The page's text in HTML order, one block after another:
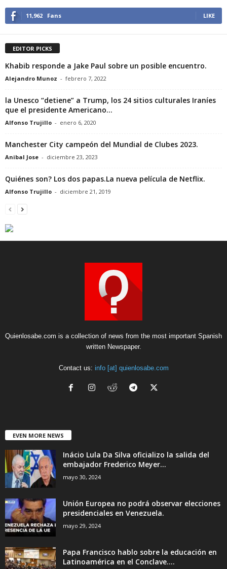
11,962 Fans LIKE
EDITOR PICKS
Khabib responde a Jake Paul sobre un posible encuentro.
Alejandro Munoz - febrero 7, 2022
la Unesco “detiene” a Trump, los 24 sitios culturales Iraníes
que el presidente Americano...
Alfonso Trujillo - enero 6, 2020
Manchester City campeón del Mundial de Clubes 2023.
Anibal Jose - diciembre 23, 2023
Quiénes son? Los dos papas.La nueva película de Netflix.
Alfonso Trujillo - diciembre 21, 2019
Quienlosabe.com is a collection of news from the most important Spanish
written Newspaper.
Contact us: info [at] quienlosabe.com
EVEN MORE NEWS
Inácio Lula Da Silva oficializo la salida del
embajador Frederico Meyer...
mayo 30, 2024
Unión Europea no podrá observar elecciones
presidenciales en Venezuela.
mayo 29, 2024
Papa Francisco hablo sobre la educación en
Latinoamérica en el Conclave....